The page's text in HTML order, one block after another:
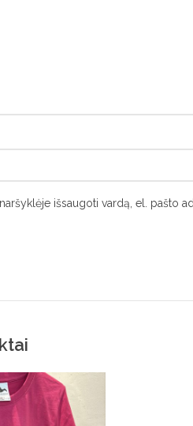
išsaugoti vardą, el. pašto